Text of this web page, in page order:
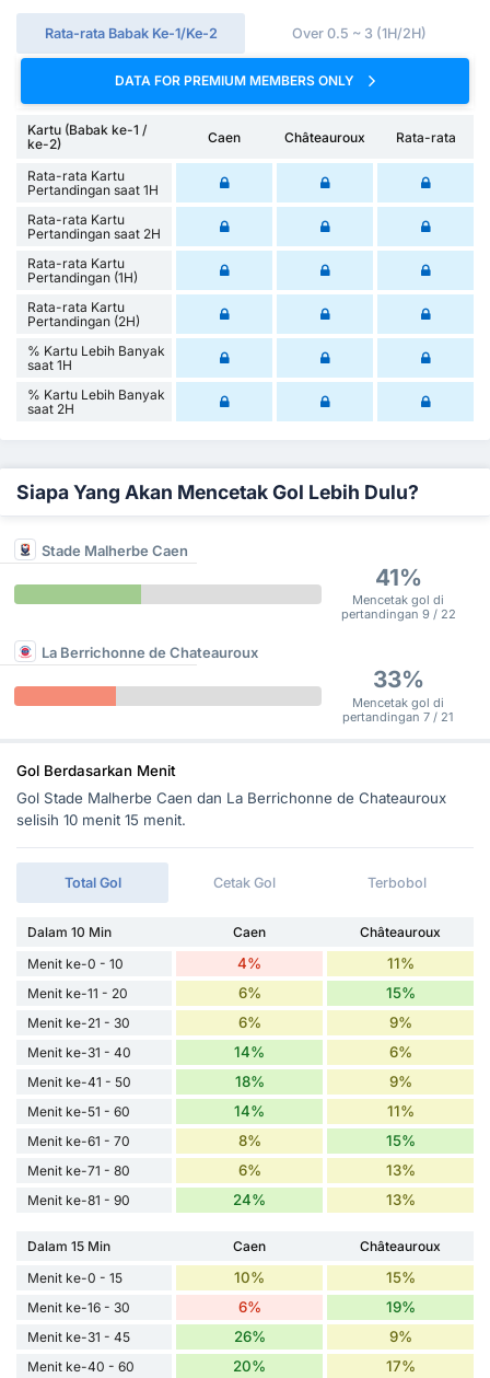
Rata-rata Babak Ke-1/Ke-2 Over 0.5 ~ 3 (1H/2H)
DATA FOR PREMIUM MEMBERS ONLY
Kartu (Babak ke-1 /
ke-2)
Caen Châteauroux Rata-rata
Rata-rata Kartu
Pertandingan saat 1H
Rata-rata Kartu
Pertandingan saat 2H
Rata-rata Kartu
Pertandingan (1H)
Rata-rata Kartu
Pertandingan (2H)
% Kartu Lebih Banyak
saat 1H
% Kartu Lebih Banyak
saat 2H
Siapa Yang Akan Mencetak Gol Lebih Dulu?
Stade Malherbe Caen
41%
Mencetak gol di
pertandingan 9 / 22
La Berrichonne de Chateauroux
33%
Mencetak gol di
pertandingan 7 / 21
Gol Berdasarkan Menit
Gol Stade Malherbe Caen dan La Berrichonne de Chateauroux
selisih 10 menit 15 menit.
Total Gol Cetak Gol Terbobol
Dalam 10 Min Caen
Châteauroux
Menit ke-0 - 10
4% 11%
Menit ke-11 - 20 6% 15%
Menit ke-21 - 30 6% 9%
Menit ke-31 - 40 14% 6%
Menit ke-41 - 50 18% 9%
Menit ke-51 - 60 14% 11%
Menit ke-61 - 70 8% 15%
Menit ke-71 - 80 6% 13%
Menit ke-81 - 90 24% 13%
Dalam 15 Min Caen
Châteauroux
Menit ke-0 - 15
10% 15%
Menit ke-16 - 30 6% 19%
Menit ke-31 - 45 26% 9%
Menit ke-40 - 60 20% 17%